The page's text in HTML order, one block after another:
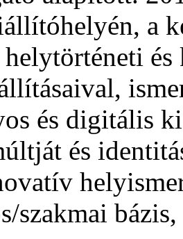
a
és
és digitális
és
szakmai